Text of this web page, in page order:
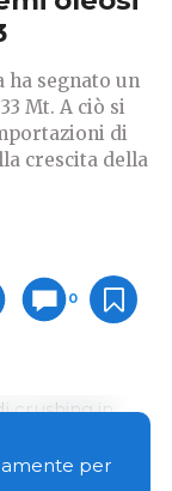
ha segnato un
Mt. A ciò si
di
crescita della
0
crushing in
della soia.
per